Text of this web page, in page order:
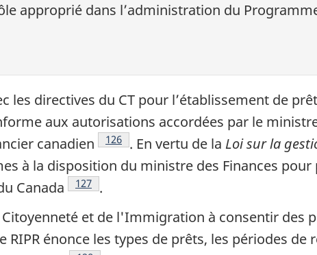
approprié dans l’administration du
directives du CT pour l’établissement de
aux autorisations accordées par le
canadien
Notes de bas de page
126 . En vertu de la Loi sur la
à la disposition du ministre des Finances
Canada
Notes de bas de page
127 .
et de l'Immigration à consentir des
RIPR énonce les types de prêts, les périodes